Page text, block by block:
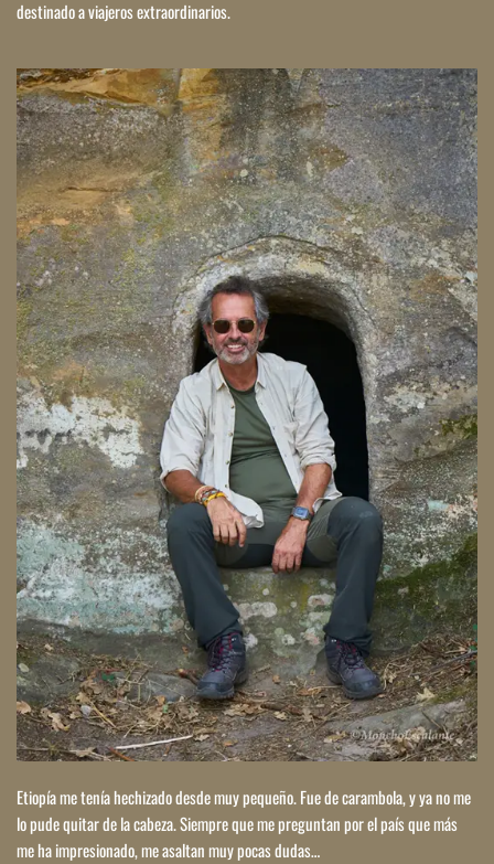
destinado a viajeros extraordinarios.
Etiopía me tenía hechizado desde muy pequeño. Fue de carambola, y ya no me
lo pude quitar de la cabeza. Siempre que me preguntan por el país que más
me ha impresionado, me asaltan muy pocas dudas…